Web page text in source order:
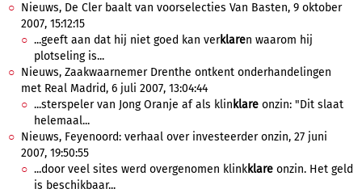
Nieuws, De Cler baalt van voorselecties Van Basten, 9 oktober
2007, 15:12:15
...geeft aan dat hij niet goed kan verklaren waarom hij
plotseling is...
Nieuws, Zaakwaarnemer Drenthe ontkent onderhandelingen
met Real Madrid, 6 juli 2007, 13:04:44
...sterspeler van Jong Oranje af als klin klare onzin: "Dit slaat
helemaal...
Nieuws, Feyenoord: verhaal over investeerder onzin, 27 juni
2007, 19:50:55
...door veel sites werd overgenomen klinkklare onzin. Het geld
is beschikbaar...